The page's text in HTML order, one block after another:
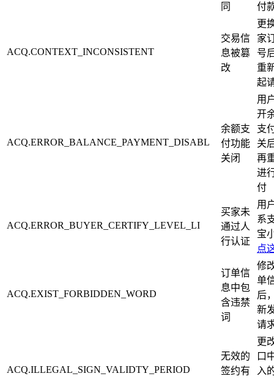
同
付
ACQ.CONTEXT_INCONSISTENT
交易信
息被篡
改
更
家
号
重
起
ACQ.ERROR_BALANCE_PAYMENT_DISABL
余额支
付功能
关闭
用
开
支
关
再
进
付
ACQ.ERROR_BUYER_CERTIFY_LEVEL_LI
买家未
通过人
行认证
用
系
宝
点
ACQ.EXIST_FORBIDDEN_WORD
订单信
息中包
含违禁
词
修
单
后
新
请
ACQ.ILLEGAL_SIGN_VALIDTY_PERIOD
无效的
签约有
更
口
入